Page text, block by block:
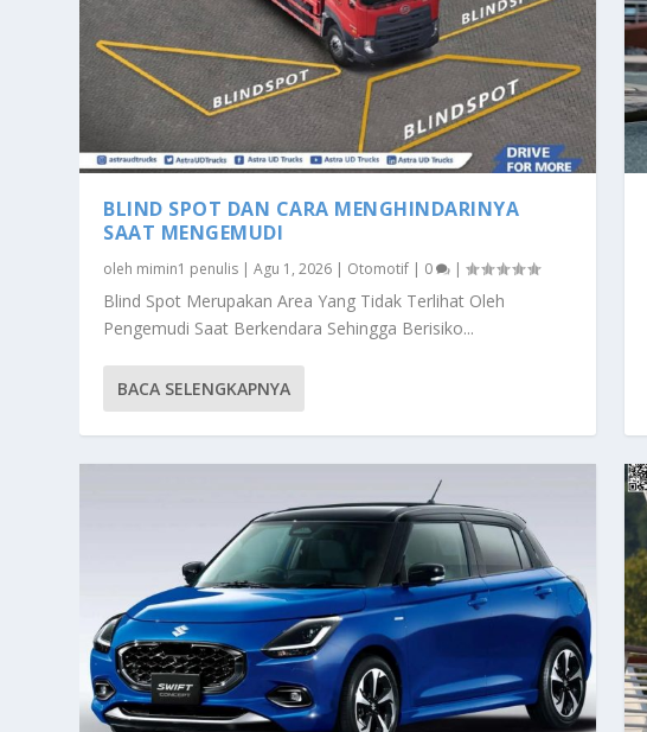
BLIND SPOT DAN CARA MENGHINDARINYA
SAAT MENGEMUDI
oleh mimin1 penulis |Agu 1, 2026 | Otomotif | 0 |
Blind Spot Merupakan Area Yang Tidak Terlihat Oleh
Pengemudi Saat Berkendara Sehingga Berisiko...
BACA SELENGKAPNYA